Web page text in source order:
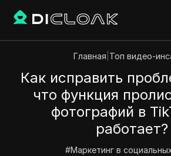
Главная Топ видео-
Как исправить
что функция
фотографий в
работает?
#Маркетинг в